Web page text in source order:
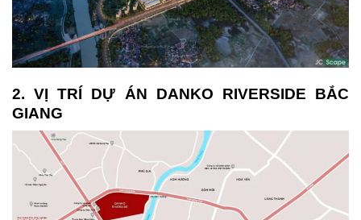
2. VỊ TRÍ DỰ ÁN DANKO RIVERSIDE BẮC
GIANG